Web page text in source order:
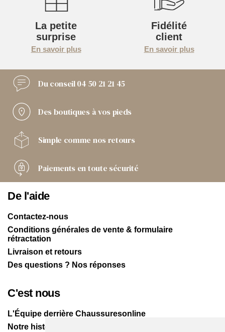
La petite
surprise
En savoir plus
Fidélité
client
En savoir plus
Du conseil04 50 21 21 45
Des boutiques à vos pieds
Simple comme nos retours
Paiements en toute sécurité
De l'aide
Contactez-nous
Conditions générales de vente & formulaire
rétractation
Livraison et retours
Des questions ? Nos réponses
C'est nous
L'Équipe derrière Chaussuresonline
Notre histoire